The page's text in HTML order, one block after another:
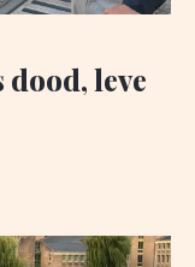
dood, leve